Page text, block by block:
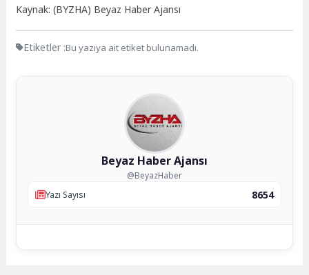
Kaynak: (BYZHA) Beyaz Haber Ajansı
Etiketler :Bu yazıya ait etiket bulunamadı.
Beyaz Haber Ajansı
@BeyazHaber
Yazı Sayısı
8654